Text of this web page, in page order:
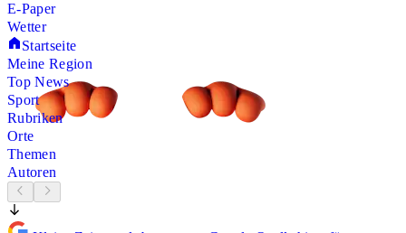
E-Paper
Wetter
Startseite
Meine Region
Top News
Sport
Rubriken
Orte
Themen
Autoren